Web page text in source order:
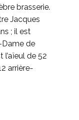
brasserie.
Jacques
; il est
de
l’aïeul de 52
arrière-